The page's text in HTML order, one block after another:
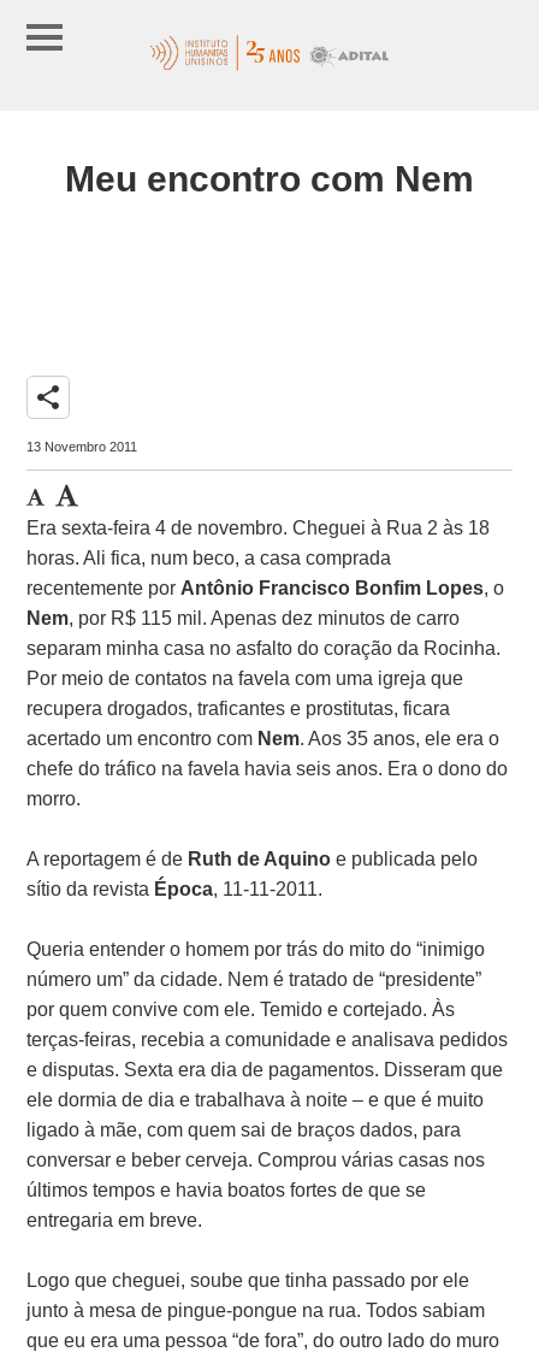
Meu encontro com Nem
share
13 Novembro 2011
Era sexta-feira 4 de novembro. Cheguei à Rua 2 às 18
horas. Ali fica, num beco, a casa comprada
recentemente por Antônio Francisco Bonfim Lopes, o
Nem, por R$ 115 mil. Apenas dez minutos de carro
separam minha casa no asfalto do coração da Rocinha.
Por meio de contatos na favela com uma igreja que
recupera drogados, traficantes e prostitutas, ficara
acertado um encontro com Nem. Aos 35 anos, ele era o
chefe do tráfico na favela havia seis anos. Era o dono do
morro.
A reportagem é de Ruth de Aquino e publicada pelo
sítio da revista Época, 11-11-2011.
Queria entender o homem por trás do mito do “inimigo
número um” da cidade. Nem é tratado de “presidente”
por quem convive com ele. Temido e cortejado. Às
terças-feiras, recebia a comunidade e analisava pedidos
e disputas. Sexta era dia de pagamentos. Disseram que
ele dormia de dia e trabalhava à noite – e que é muito
ligado à mãe, com quem sai de braços dados, para
conversar e beber cerveja. Comprou várias casas nos
últimos tempos e havia boatos fortes de que se
entregaria em breve.
Logo que cheguei, soube que tinha passado por ele
junto à mesa de pingue-pongue na rua. Todos sabiam
que eu era uma pessoa “de fora”, do outro lado do muro